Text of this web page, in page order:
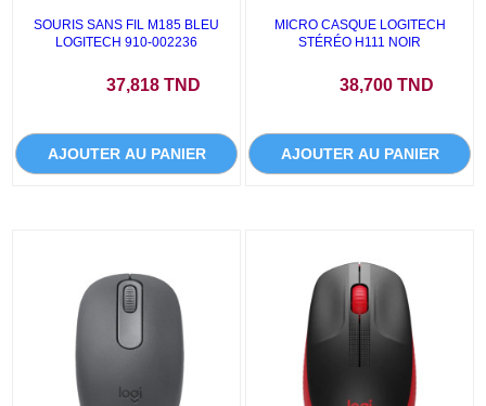
SOURIS SANS FIL M185 BLEU
LOGITECH 910-002236
37,818 TND
AJOUTER AU PANIER
MICRO CASQUE LOGITECH
STÉRÉO H111 NOIR
38,700 TND
AJOUTER AU PANIER